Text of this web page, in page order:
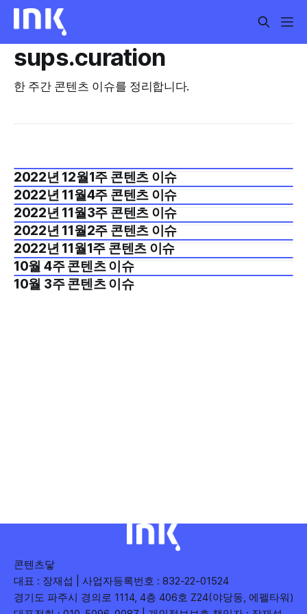
sups.curation
한 주간 콘텐츠 이슈를 정리합니다.
2022년 12월1주 콘텐츠 이슈
2022년 11월4주 콘텐츠 이슈
2022년 11월3주 콘텐츠 이슈
2022년 11월2주 콘텐츠 이슈
2022년 11월1주 콘텐츠 이슈
10월 4주 콘텐츠 이슈
10월 3주 콘텐츠 이슈
콘텐츠닿
대표 : 장재섭 | 사업자등록번호 : 832-22-01524
경기도 파주시 경의로 1114, 4층 406호 Z24(야당동, 에펠타워)